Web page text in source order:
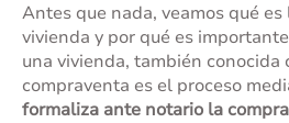
Antes que nada, veamos qué
vivienda y por qué es
una vivienda, también conocida
compraventa es el proceso
formaliza ante notario la